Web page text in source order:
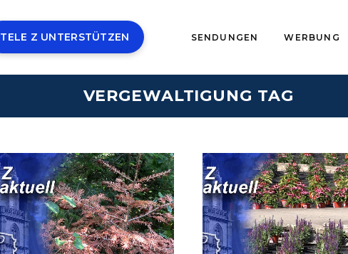
TELE Z UNTERSTÜTZEN SENDUNGEN WERBUNG
VERGEWALTIGUNG TAG